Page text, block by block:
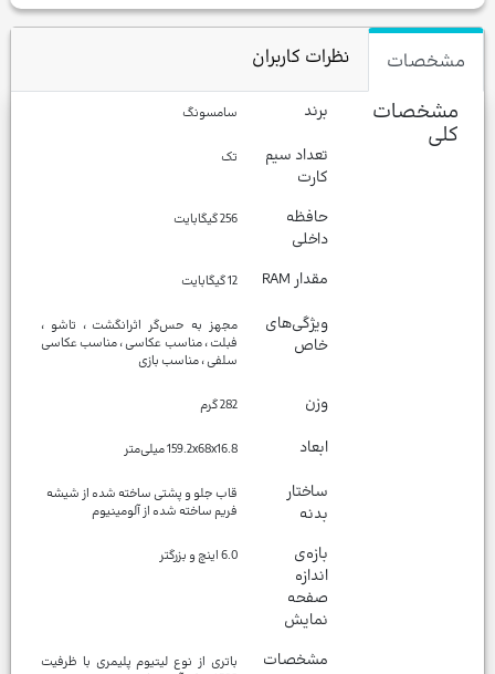
مشخصات نظرات کاربران
مشخصات
کلی
برند سامسونگ
تعداد سیم
کارت
تک
حافظه
داخلی
256 گیگابایت
مقدار RAM 12 گیگابایت
ویژگی‌های
خاص
مجهز به حس‌گر اثرانگشت ، تاشو ،
فبلت ، مناسب عکاسی ، مناسب عکاسی
سلفی ، مناسب بازی
وزن 282 گرم
ابعاد 159.2x68x16.8 میلی‌متر
ساختار
بدنه
فریم ساخته شده از آلومینیوم
بازه‌ی
اندازه
صفحه
نمایش
6.0 اینچ و بزرگتر
مشخصات
باتری از نوع لیتیوم پلیمری با ظرفیت